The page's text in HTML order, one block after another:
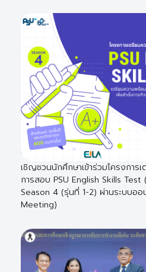
เชิญชวนนักศึกษาเข้าร่วมโครงการ
การสอบ PSU English Skills Test
Season 4 (รุ่นที่ 1-2) ผ่านระบบออ
Meeting)